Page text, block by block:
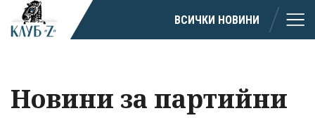
ВСИЧКИ НОВИНИ
Новини за партийни